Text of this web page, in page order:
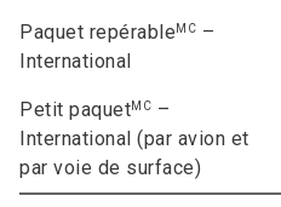
Paquet repérable MC –
International
Petit paquetMC –
International (par avion et
par voie de surface)